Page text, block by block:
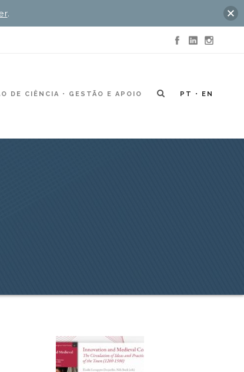
DE CIÊNCIA GESTÃO E APOIO PT EN
.